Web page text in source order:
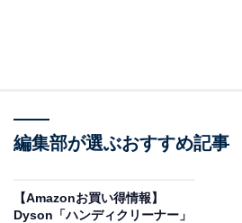
る独自レビューなど、ここでしか手に入
編集部が選ぶおすすめ記事
【Amazonお買い得情報】
Dyson「ハンディクリーナー」